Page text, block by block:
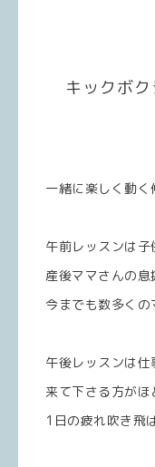
キックボ
一緒に楽しく動く
午前レッスンは
産後ママさんの息
今までも数多く
午後レッスンは
来て下さる方がほ
1日の疲れ吹き飛